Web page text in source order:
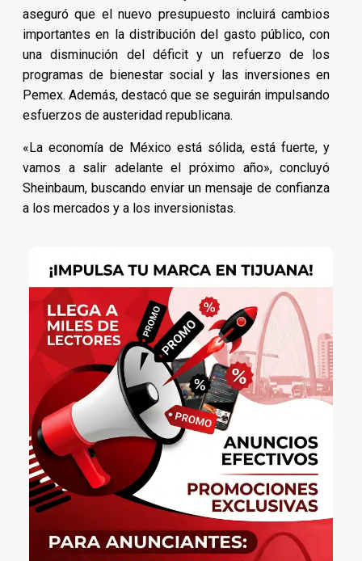
aseguró que el nuevo presupuesto incluirá cambios
importantes en la distribución del gasto público, con
una disminución del déficit y un refuerzo de los
programas de bienestar social y las inversiones en
Pemex. Además, destacó que se seguirán impulsando
esfuerzos de austeridad republicana.
«La economía de México está sólida, está fuerte, y
vamos a salir adelante el próximo año», concluyó
Sheinbaum, buscando enviar un mensaje de confianza
a los mercados y a los inversionistas.